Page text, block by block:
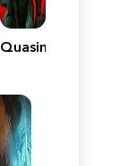
Quasimorph